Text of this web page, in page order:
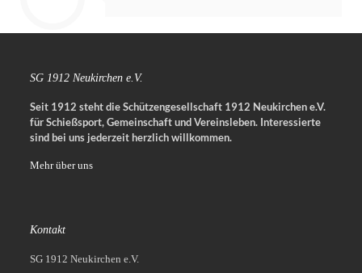
SG 1912 Neukirchen e.V.
Seit 1912 steht die Schützengesellschaft 1912 Neukirchen e.V.
für Schießsport, Gemeinschaft und Vereinsleben. Interessierte
sind bei uns jederzeit herzlich willkommen.
Mehr über uns
Kontakt
SG 1912 Neukirchen e.V.